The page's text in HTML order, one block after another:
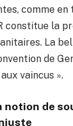
comme
constitue la
La
de
vaincus ».
notion de